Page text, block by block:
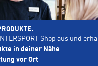
Shop aus und
in deiner Nähe
vor Ort